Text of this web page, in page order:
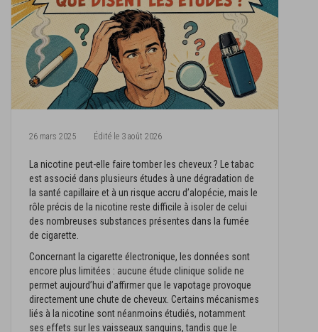
26 mars 2025 Édité le 3 août 2026
La nicotine peut-elle faire tomber les cheveux ? Le tabac
est associé dans plusieurs études à une dégradation de
la santé capillaire et à un risque accru d’alopécie, mais le
rôle précis de la nicotine reste difficile à isoler de celui
des nombreuses substances présentes dans la fumée
de cigarette.
Concernant la cigarette électronique, les données sont
encore plus limitées : aucune étude clinique solide ne
permet aujourd’hui d’affirmer que le vapotage provoque
directement une chute de cheveux. Certains mécanismes
liés à la nicotine sont néanmoins étudiés, notamment
ses effets sur les vaisseaux sanguins, tandis que le